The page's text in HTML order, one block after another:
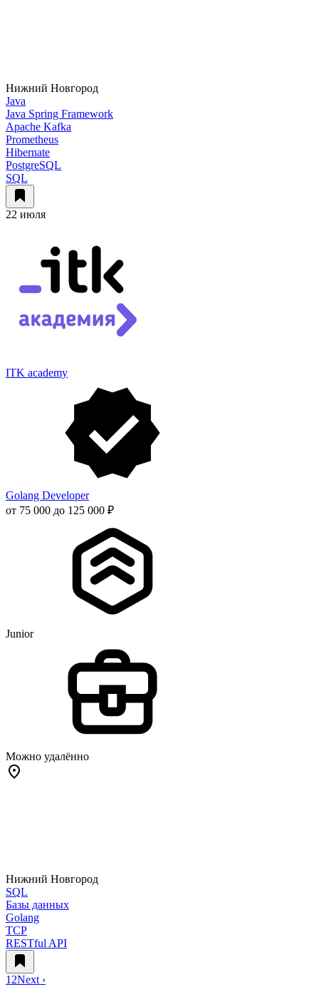
Нижний Новгород
Java
Java Spring Framework
Apache Kafka
Prometheus
Hibernate
PostgreSQL
SQL
22 июля
ITK academy
Golang Developer
от 75 000 до 125 000 ₽
Junior
Можно удалённо
Нижний Новгород
SQL
Базы данных
Golang
TCP
RESTful API
1 2Next ›